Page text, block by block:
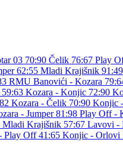
03 70:90 Čelik 76:67 Play
62:55 Mladi Krajišnik 91:49
RMU Banovići - Kozara
Kozara - Konjic 72:90
Kozara - Čelik 70:90 Konjic
- Jumper 81:98 Play Off -
Mladi Krajišnik 57:67 Lavovi -
Play Off 41:65 Konjic - Orlovi